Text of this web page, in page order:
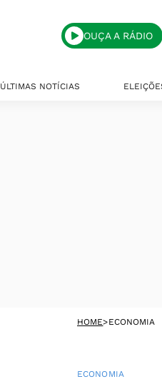
OUÇA A RÁDIO
ÚLTIMAS NOTÍCIAS
HOME>ECONOMIA
ECONOMIA